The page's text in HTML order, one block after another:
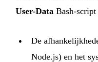
User-Data Bash-script
De
Node.js) en het